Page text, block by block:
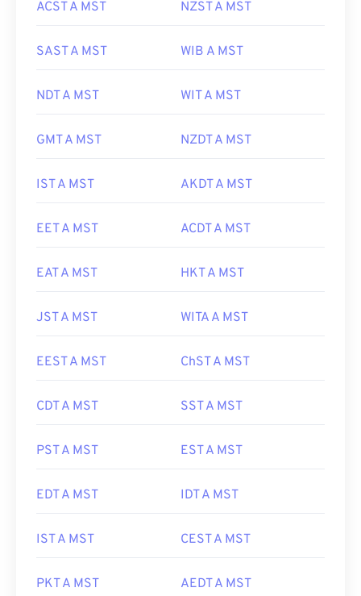
ACST A MST NZST A MST
SAST A MST WIB A MST
NDT A MST WIT A MST
GMT A MST NZDT A MST
IST A MST AKDT A MST
EET A MST ACDT A MST
EAT A MST HKT A MST
JST A MST WITA A MST
EEST A MST ChST A MST
CDT A MST SST A MST
PST A MST EST A MST
EDT A MST IDT A MST
IST A MST CEST A MST
PKT A MST AEDT A MST